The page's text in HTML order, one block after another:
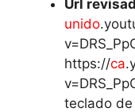
Url
unido
https://ca
teclado